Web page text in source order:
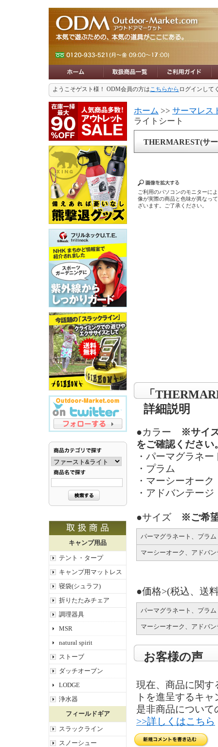
ようこそゲスト様！ ODM会員の方はこちらから ログインして
キャンプ用品
テント・タープ
キャンプ用マットレス
寝袋(シュラフ)
折りたたみチェア
調理器具
MSR
natural spirit
ストーブ
ダッチオーブン
LODGE
浄水器
フィールドギア
スラックライン
スノーシュー
ホーム >> サーマレス
ライトシート
THERMAREST(サ
ご利用のパソコンのモニターに
像が実際の商品と色味が異なっ
ざいます。ご了承ください。
「
詳細説明
●カラー ※サイ
をご確認ください
・パーマグラネー
・プラム
・マーシーオーク
・アドバンテージ
●サイズ ※ご希
パーマグラネート、プラム
マーシーオーク、アドバ
●価格>(税込、送
パーマグラネート、プラム
マーシーオーク、アドバ
お客様の声
現在、商品に関す
トを進呈するキ
是非商品について
>>詳しくはこちら